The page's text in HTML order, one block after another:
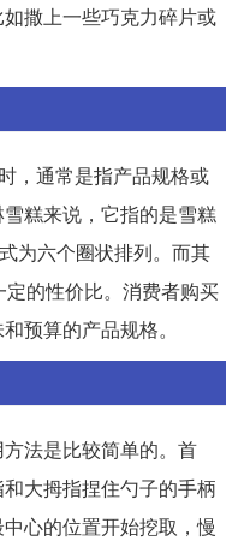
撒上一些巧克力碎片或
，通常是指产品规格或
糕来说，它指的是雪糕
为六个圈状排列。而其
的性价比。消费者购买
预算的产品规格。
法是比较简单的。首
大拇指捏住勺子的手柄
心的位置开始挖取，慢